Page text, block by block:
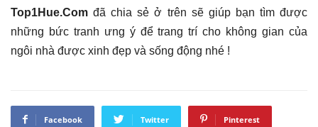
Top1Hue.Com đã chia sẻ ở trên sẽ giúp bạn tìm được
những bức tranh ưng ý để trang trí cho không gian của
ngôi nhà được xinh đẹp và sống động nhé !
Facebook Twitter Pinterest